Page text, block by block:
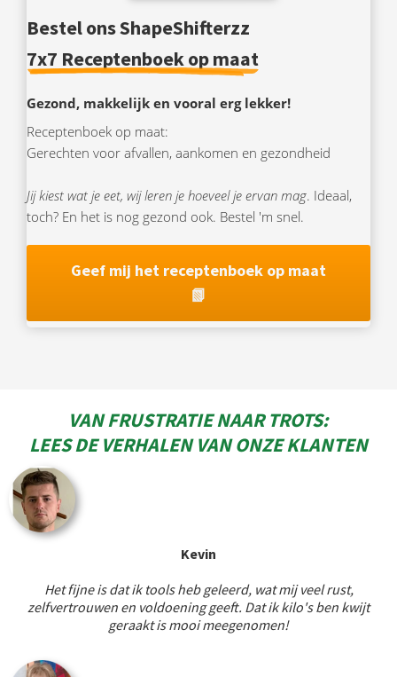
Bestel ons ShapeShifterzz
7x7 Receptenboek op maat
Gezond, makkelijk en vooral erg lekker!
Receptenboek op maat:
Gerechten voor afvallen, aankomen en gezondheid
Jij kiest wat je eet, wij leren je hoeveel je ervan mag. Ideaal,
toch? En het is nog gezond ook. Bestel 'm snel.
Geef mij het receptenboek op maat
📗
VAN FRUSTRATIE NAAR TROTS:
LEES DE VERHALEN VAN ONZE KLANTEN
Kevin
Het fijne is dat ik tools heb geleerd, wat mij veel rust,
zelfvertrouwen en voldoening geeft. Dat ik kilo's ben kwijt
geraakt is mooi meegenomen!